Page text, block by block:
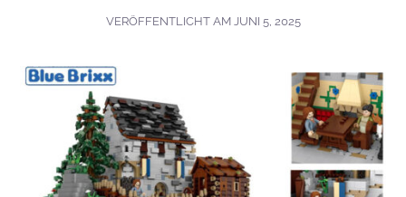
VERÖFFENTLICHT AM JUNI 5, 2025